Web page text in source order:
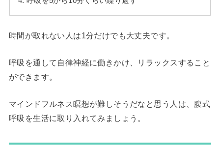
時間が取れない人は1分だけでも大丈夫です。
呼吸を通して自律神経に働きかけ、リラックスすること
ができます。
マインドフルネス瞑想が難しそうだなと思う人は、腹式
呼吸を生活に取り入れてみましょう。